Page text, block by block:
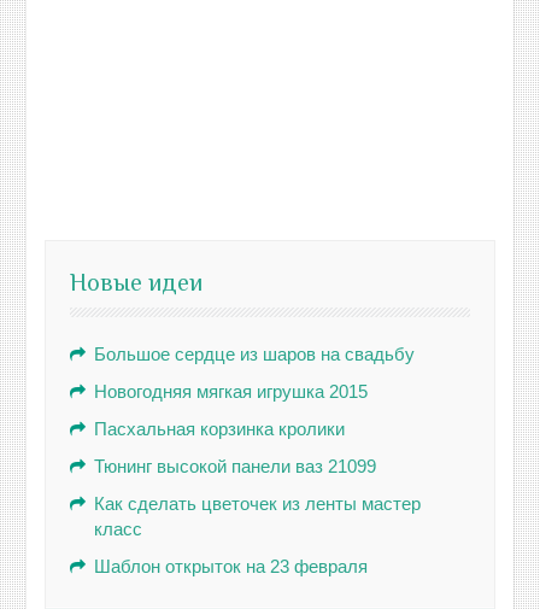
Новые идеи
Большое сердце из шаров на свадьбу
Новогодняя мягкая игрушка 2015
Пасхальная корзинка кролики
Тюнинг высокой панели ваз 21099
Как сделать цветочек из ленты мастер
класс
Шаблон открыток на 23 февраля